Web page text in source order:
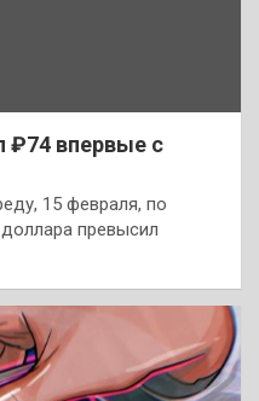
₽74 впервые с
15 февраля, по
превысил